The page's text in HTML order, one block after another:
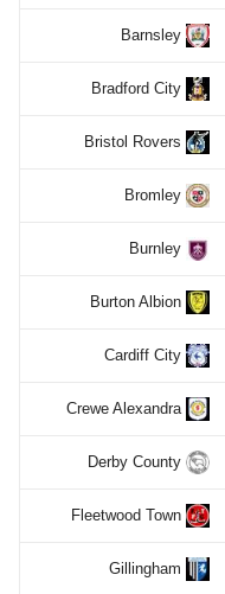
Barnsley
Bradford City
Bristol Rovers
Bromley
Burnley
Burton Albion
Cardiff City
Crewe Alexandra
Derby County
Fleetwood Town
Gillingham